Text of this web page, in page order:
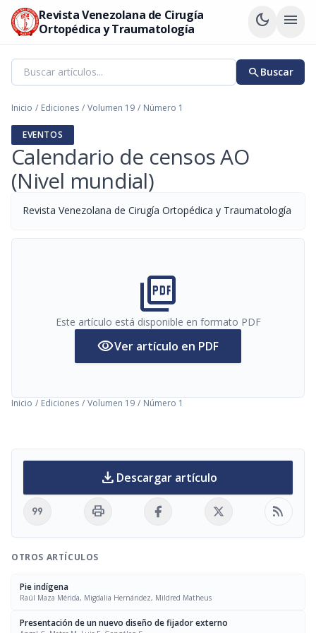
Revista Venezolana de Cirugía
Ortopédica y Traumatología
dark_mode menu
searchBuscar
Inicio / Ediciones / Volumen 19 / Número 1
EVENTOS
Calendario de censos AO
(Nivel mundial)
Revista Venezolana de Cirugía Ortopédica y Traumatología
picture_as_pdf
Este artículo está disponible en formato PDF
visibilityVer artículo en PDF
Inicio / Ediciones / Volumen 19 / Número 1
download Descargar artículo
format_quote print rss_feed
OTROS ARTÍCULOS
Pie indígena
Raúl Maza Mérida, Migdalia Hernández, Mildred Matheus
Presentación de un nuevo diseño de fijador externo